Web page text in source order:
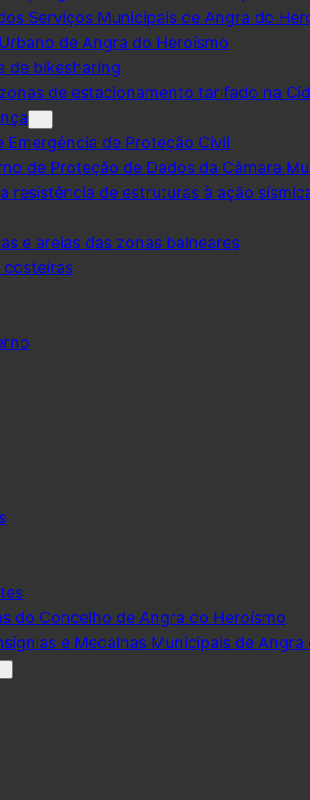
Serviços Municipais de Angra do
de Angra do Heroísmo
de bikesharing
de estacionamento tarifado na
Emergência de Proteção Civil
de Proteção de Dados da Câmara
resistência de estruturas à ação
e areias das zonas balneares
costeiras
do Concelho de Angra do Heroísmo
e Medalhas Municipais de Angra